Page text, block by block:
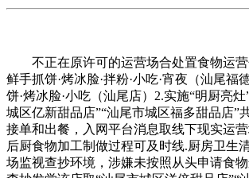
不正在原许可的运营场合处置食物运营
鲜手抓饼·烤冰脸·拌粉·小吃·宵夜（汕尾福
饼·烤冰脸·小吃（汕尾店）2.实施“明厨亮
城区亿新甜品店”“汕尾市城区福多甜品店”
接单和出餐，入网平台消息取线下现实运
后厨食物加工制做过程可及时线.厨房卫生
场监视查抄环境，涉嫌未按照从头申请食